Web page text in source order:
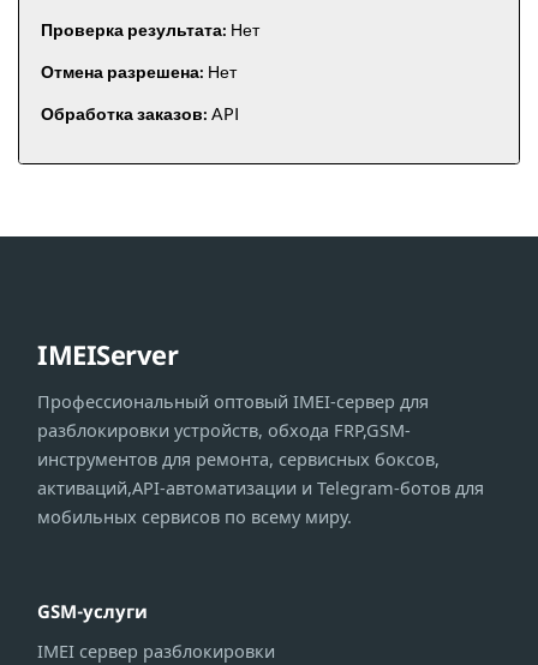
Проверка результата: Нет
Отмена разрешена: Нет
Обработка заказов: API
IMEIServer
Профессиональный оптовый IMEI-сервер для
разблокировки устройств, обхода FRP,GSM-
инструментов для ремонта, сервисных боксов,
активаций,API-автоматизации и Telegram-ботов для
мобильных сервисов по всему миру.
GSM-услуги
IMEI сервер разблокировки